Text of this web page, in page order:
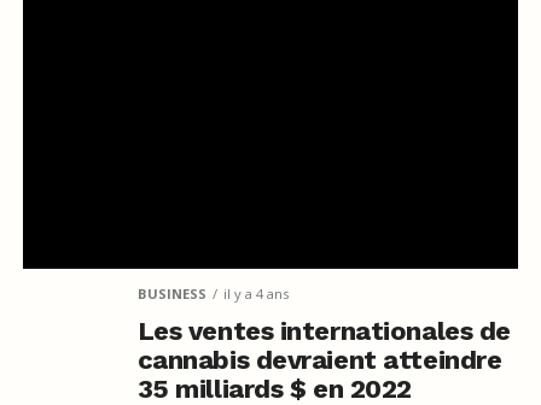
BUSINESS il y a 4 ans
Les ventes internationales de
cannabis devraient atteindre
35 milliards $ en 2022